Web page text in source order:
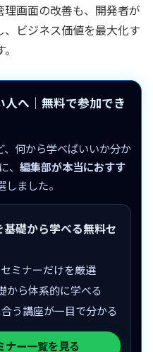
理画面の改善も、開発者が
ビジネス価値を最大化す
人へ｜無料で参加でき
、何から学べばいいか分か
編集部が本当におすす
しました。
礎から学べる無料セ
ミナーだけを厳選
から体系的に学べる
う講座が一目で分かる
ナー一覧を見る